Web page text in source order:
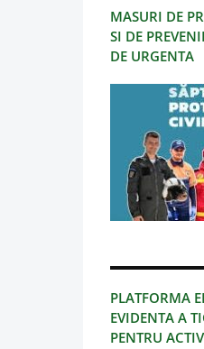
MASURI DE
SI DE
DE URGENTA
PLATFORMA
EVIDENTA A
PENTRU